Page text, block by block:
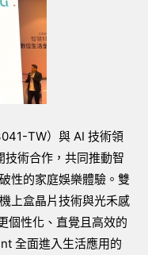
TW）與 AI 技術領
技術合作，共同推動智
性的家庭娛樂體驗。雙
上盒晶片技術與光禾感
個性化、直覺且高效的
全面進入生活應用的